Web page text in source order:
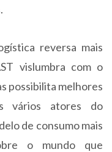
reversa mais
vislumbra com o
possibilita melhores
vários atores do
de consumo mais
o mundo que